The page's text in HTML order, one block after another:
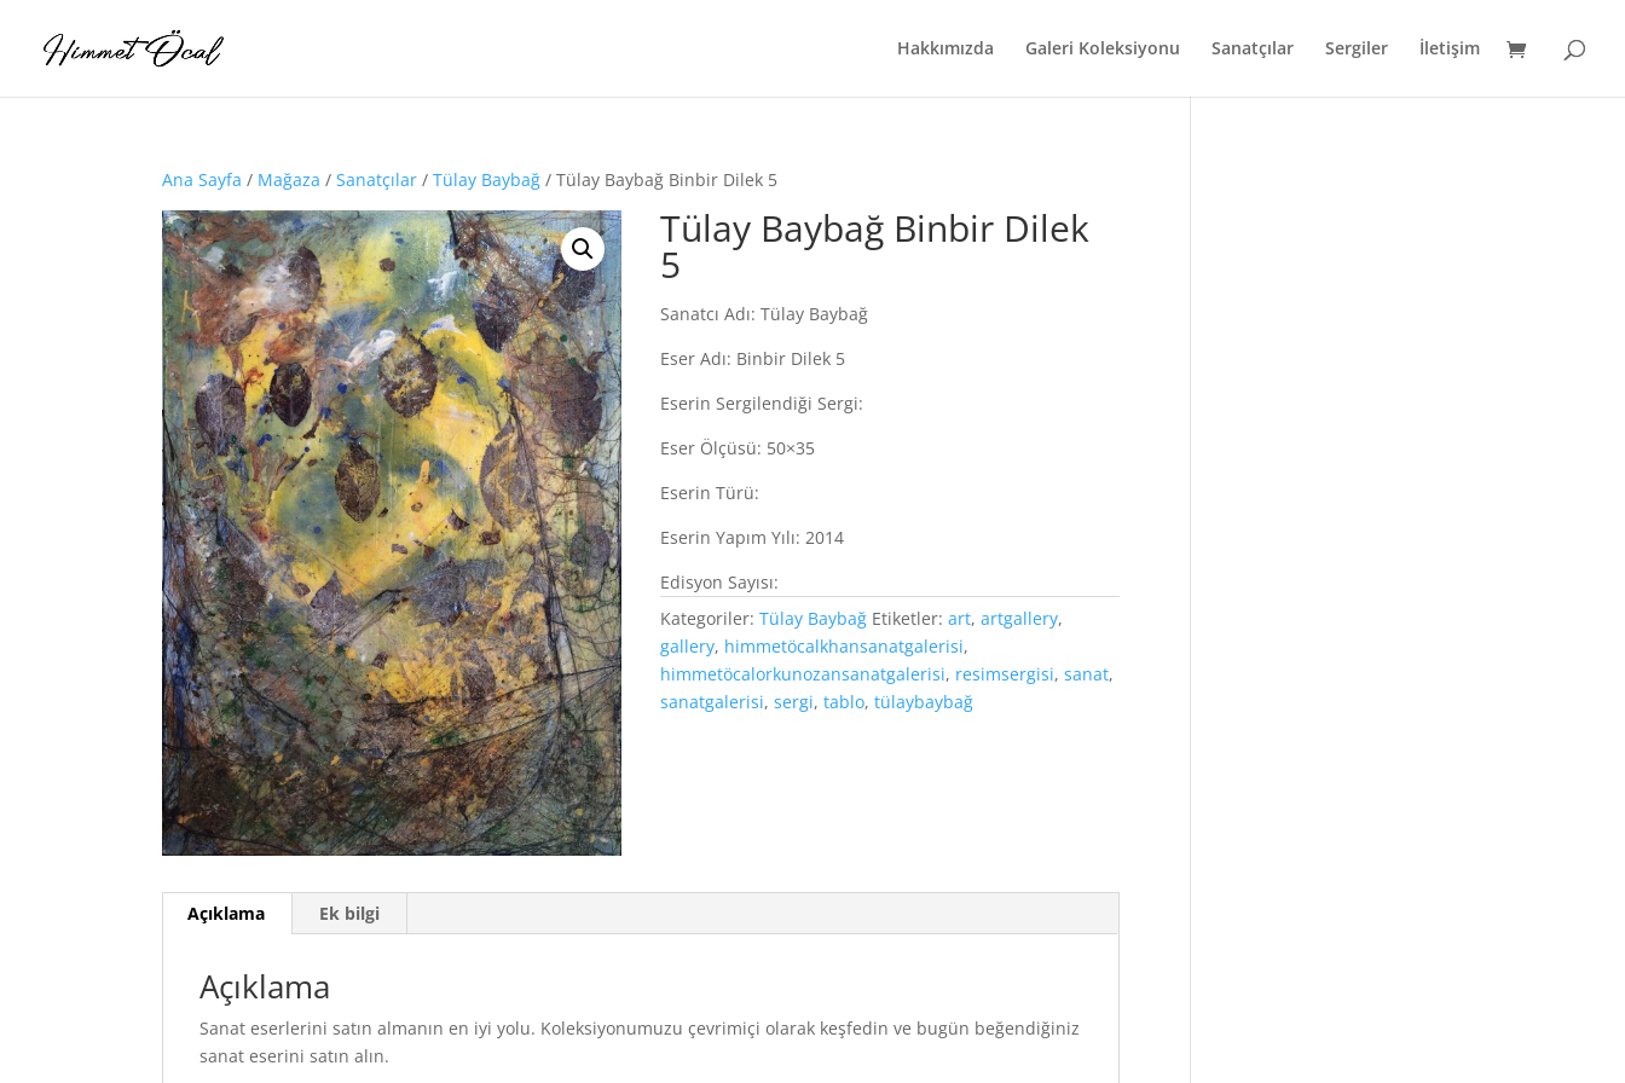
Hakkımızda Galeri Koleksiyonu Sanatçılar Sergiler İletişim
Ana Sayfa / Mağaza /Sanatçılar /Tülay Baybağ / Tülay Baybağ Binbir Dilek 5
Tülay Baybağ Binbir Dilek
5
Sanatcı Adı: Tülay Baybağ
Eser Adı: Binbir Dilek 5
Eserin Sergilendiği Sergi:
Eser Ölçüsü: 50×35
Eserin Türü:
Eserin Yapım Yılı: 2014
Edisyon Sayısı:
Kategoriler:Tülay Baybağ Etiketler:art,artgallery,
gallery, himmetöcalkhansanatgalerisi,
himmetöcalorkunozansanatgalerisi, resimsergisi,sanat,
sanatgalerisi,sergi,tablo,tülaybaybağ
Açıklama Ek bilgi
Açıklama
Sanat eserlerini satın almanın en iyi yolu. Koleksiyonumuzu çevrimiçi olarak keşfedin ve bugün beğendiğiniz
sanat eserini satın alın.